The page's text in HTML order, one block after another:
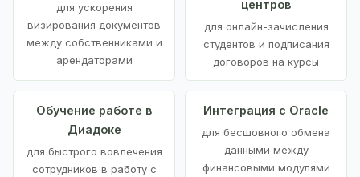
для ускорения
визирования документов
между собственниками и
арендаторами
центров
для онлайн-зачисления
студентов и подписания
договоров на курсы
Обучение работе в
Диадоке
для быстрого вовлечения
сотрудников в работу с
Интеграция с Oracle
для бесшовного обмена
данными между
финансовыми модулями